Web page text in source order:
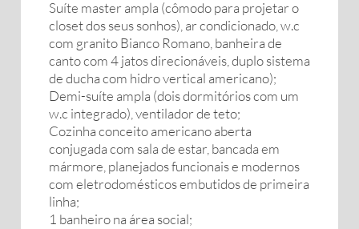
Suíte master ampla (cômodo para projetar o
closet dos seus sonhos), ar condicionado, w.c
com granito Bianco Romano, banheira de
canto com 4 jatos direcionáveis, duplo sistema
de ducha com hidro vertical americano);
Demi-suíte ampla (dois dormitórios com um
w.c integrado), ventilador de teto;
Cozinha conceito americano aberta
conjugada com sala de estar, bancada em
mármore, planejados funcionais e modernos
com eletrodomésticos embutidos de primeira
linha;
1 banheiro na área social;